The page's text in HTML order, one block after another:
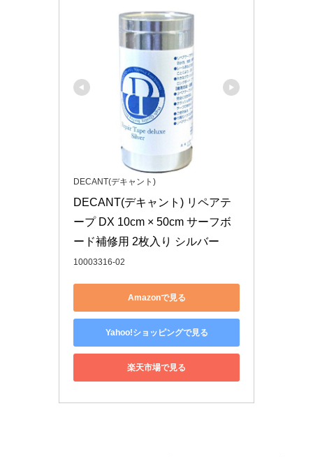
DECANT(デキャント)
DECANT(デキャント) リペアテ
ープ DX 10cm × 50cm サーフボ
ード補修用 2枚入り シルバー
10003316-02
Amazonで見る
Yahoo!ショッピングで見る
楽天市場で見る